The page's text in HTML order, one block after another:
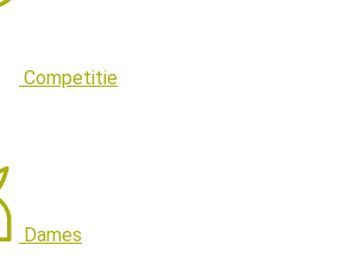
Competitie
Dames